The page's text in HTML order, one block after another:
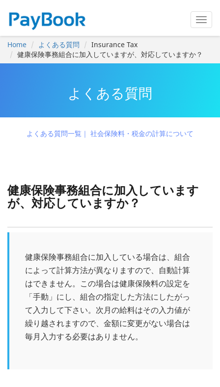
Home よくある質問
Insurance Tax
健康保険事務組合に加入していますが、対応していますか？
よくある質問
よくある質問一覧 社会保険料・税金の計算について
健康保険事務組合に加入しています
が、対応していますか？
健康保険事務組合に加入している場合は、組合
によって計算方法が異なりますので、自動計算
はできません。この場合は健康保険料の設定を
「手動」にし、組合の指定した方法にしたがっ
て入力して下さい。次月の給料はその入力値が
繰り越されますので、金額に変更がない場合は
毎月入力する必要はありません。